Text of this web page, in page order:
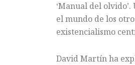
‘Manual del
el mundo de los
existencialismo
David Martín ha